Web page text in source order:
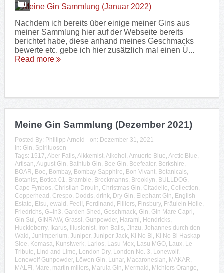
Nachdem ich bereits über einige meiner Gins aus
meiner Sammlung hier auf der Webseite bereits
berichtet habe, diese anhand meines Geschmacks
bewerte etc. gebe ich hier zusätzlich mal einen Ü...
Read more
Meine Gin Sammlung (Dezember 2021)
Posted By: Phillipp Arnold on: Dezember 31, 2021
In: Gin Spirituosen
Tags: 1517 Aber Falls, Alkkemist, Alkohol Amuerte Blue Arctic Blue
Artisan August Gin Bathtub Gin Bee Gin Beefeater, Berkshire
BOAR Boe Bombay, Bombay Sapphire Bon Vivant, Botanicals,
Botanist, Botica 01 Bramble Brockmanns, Brooklyn BULLDOG,
Cape Fynbos, Christian Drouin Christmas Gin Citadelle Collection
Copperhead Crespo Dodds, drink, Dry Gin Elephant Gin English
Estate Etsu ewald Feel! Ferdinand Filliers, Finsbury, Fräulein Holle
Friedrichs, G=in3 Garden Shed Geschmack, Gin Gin Mare Capri
Gin Sul GINRAW, Grassl Gunpowder, Harami Hendricks,
Huckleberry, Ikarus, Illusionist, Iron Balls, Jinzu Johannes durch den
Wald Junimperium Juniper, Juniper Jack, Ki No Bi Ki No Bi Haskap
Sloe Komasa Kunstwerk, Larios, Lasu Mex, Lasu MGO, Laux, Le
Tribute Lind and Lime London Dry, London No. 3 Lonewolf,
Lonewolf Gunpowder, Löwen Gin Lunar, Macaronesian MAKAR
MALFI Mare martin millers, Marula Gin Mermaid Michlers Orange